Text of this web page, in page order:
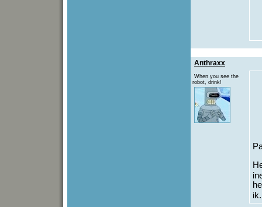
Anthraxx
When you see the
robot, drink!